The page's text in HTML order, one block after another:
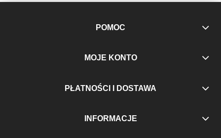
POMOC
MOJE KONTO
PŁATNOŚCI I DOSTAWA
INFORMACJE